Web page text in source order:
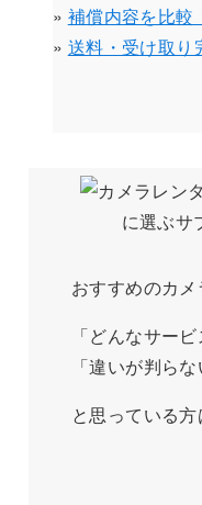
» 補償内容を比較
» 送料・受け取り
おすすめのカ
「どんなサー
「違いが判ら
と思っている